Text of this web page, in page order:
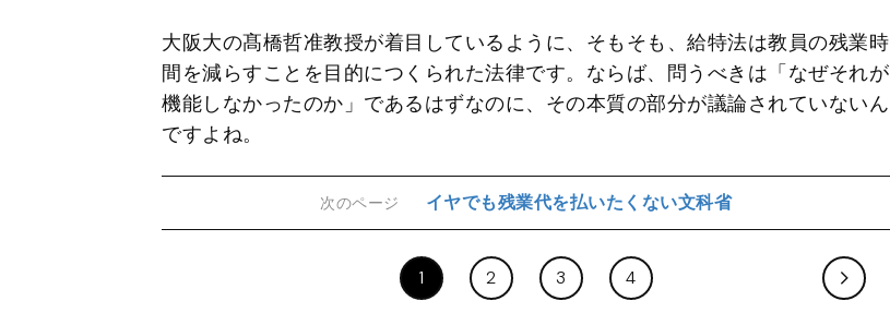
大阪大の髙橋哲准教授が着目しているように、そもそも、給特法は教員の残業時
間を減らすことを目的につくられた法律です。ならば、問うべきは「なぜそれが
機能しなかったのか」であるはずなのに、その本質の部分が議論されていないん
ですよね。
次のページ イヤでも残業代を払いたくない文科省
1 2 3 4